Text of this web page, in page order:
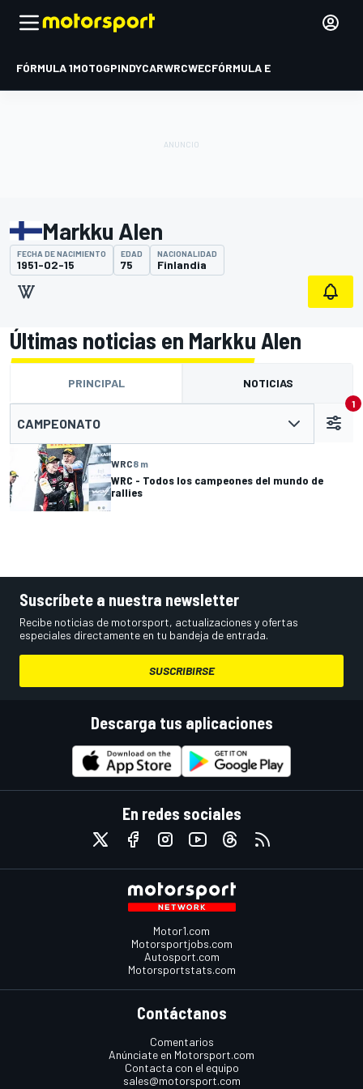
FÓRMULA 1MOTOGPINDYCARWRCWECFÓRMULA E
Markku Alen
FECHA DE NACIMIENTO
1951-02-15
EDAD
75
NACIONALIDAD
Finlandia
Últimas noticias en Markku Alen
PRINCIPAL NOTICIAS
CAMPEONATO
1
WRC8 m
WRC - Todos los campeones del mundo de
rallies
Suscríbete a nuestra newsletter
Recibe noticias de motorsport, actualizaciones y ofertas
especiales directamente en tu bandeja de entrada.
SUSCRIBIRSE
Descarga tus aplicaciones
En redes sociales
Motor1.com
Motorsportjobs.com
Autosport.com
Motorsportstats.com
Contáctanos
Comentarios
Anúnciate en Motorsport.com
Contacta con el equipo
sales@motorsport.com